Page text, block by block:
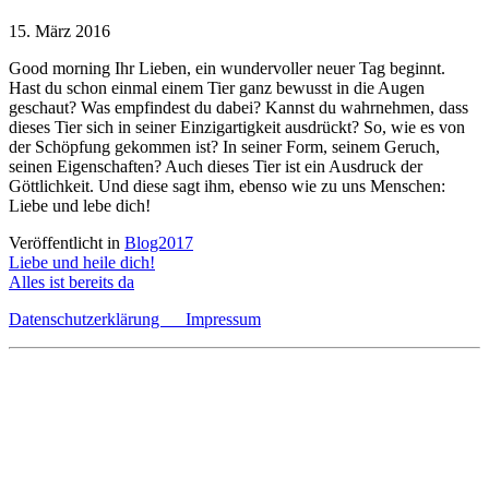
15. März 2016
Good morning Ihr Lieben, ein wundervoller neuer Tag beginnt.
Hast du schon einmal einem Tier ganz bewusst in die Augen
geschaut? Was empfindest du dabei? Kannst du wahrnehmen, dass
dieses Tier sich in seiner Einzigartigkeit ausdrückt? So, wie es von
der Schöpfung gekommen ist? In seiner Form, seinem Geruch,
seinen Eigenschaften? Auch dieses Tier ist ein Ausdruck der
Göttlichkeit. Und diese sagt ihm, ebenso wie zu uns Menschen:
Liebe und lebe dich!
Veröffentlicht in Blog2017
Beitragsnavigation
Liebe und heile dich!
Alles ist bereits da
Datenschutzerklärung Impressum